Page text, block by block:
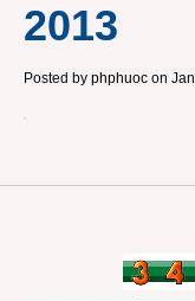
2013
Posted by phphuoc on